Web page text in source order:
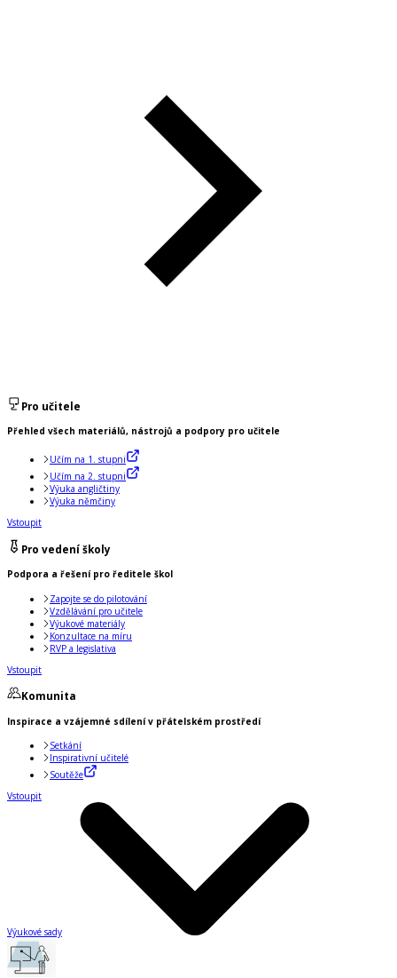
Pro učitele
Přehled všech materiálů, nástrojů a podpory pro učitele
Učím na 1. stupni
Učím na 2. stupni
Výuka angličtiny
Výuka němčiny
Vstoupit
Pro vedení školy
Podpora a řešení pro ředitele škol
Zapojte se do pilotování
Vzdělávání pro učitele
Výukové materiály
Konzultace na míru
RVP a legislativa
Vstoupit
Komunita
Inspirace a vzájemné sdílení v přátelském prostředí
Setkání
Inspirativní učitelé
Soutěže
Vstoupit
Výukové sady